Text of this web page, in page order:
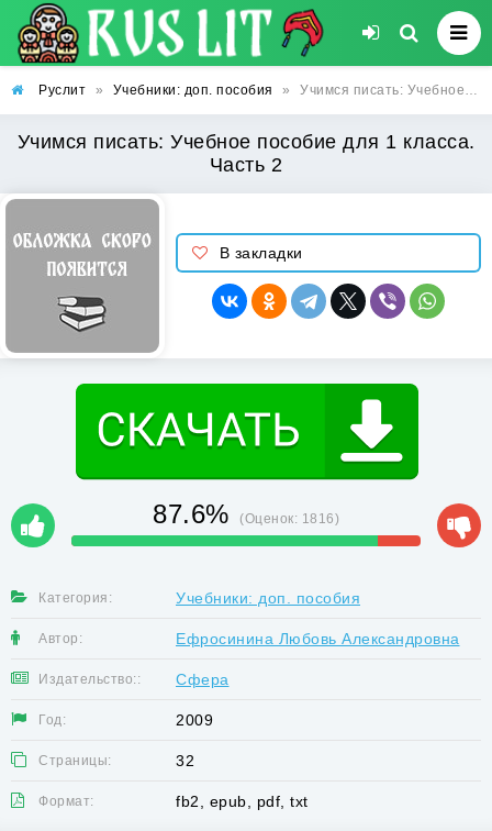
Руслит » Учебники: доп. пособия » Учимся писать: Учебное пособие для 1 класса. Часть 2
Учимся писать: Учебное пособие для 1 класса.
Часть 2
В закладки
87.6% (Оценок: 1816)
Категория: Учебники: доп. пособия
Автор: Ефросинина Любовь Александровна
Издательство:: Сфера
Год: 2009
Страницы: 32
Формат: fb2, epub, pdf, txt